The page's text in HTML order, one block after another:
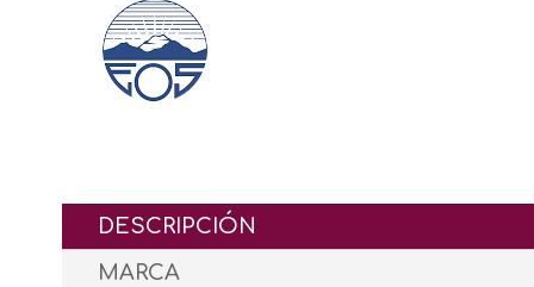
DESCRIPCIÓN
MARCA